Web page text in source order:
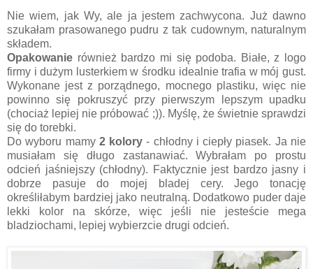
Nie wiem, jak Wy, ale ja jestem zachwycona. Już dawno
szukałam prasowanego pudru z tak cudownym, naturalnym
składem.
Opakowanie również bardzo mi się podoba. Białe, z logo
firmy i dużym lusterkiem w środku idealnie trafia w mój gust.
Wykonane jest z porządnego, mocnego plastiku, więc nie
powinno się pokruszyć przy pierwszym lepszym upadku
(chociaż lepiej nie próbować ;)). Myślę, że świetnie sprawdzi
się do torebki.
Do wyboru mamy 2 kolory - chłodny i ciepły piasek. Ja nie
musiałam się długo zastanawiać. Wybrałam po prostu
odcień jaśniejszy (chłodny). Faktycznie jest bardzo jasny i
dobrze pasuje do mojej bladej cery. Jego tonację
określiłabym bardziej jako neutralną. Dodatkowo puder daje
lekki kolor na skórze, więc jeśli nie jesteście mega
bladziochami, lepiej wybierzcie drugi odcień.